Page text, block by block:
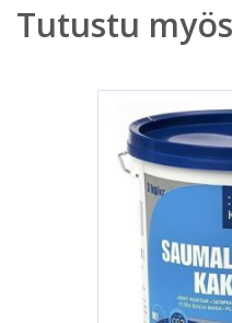
Tutustu myös